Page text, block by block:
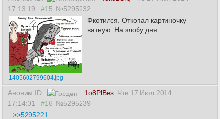
17:13:19
#15 №5295232
1405602799604.jpg
Фкотился. Откопал картиночку
ватную. На злобу дня.
Аноним ID: 1o8PlBes Чтв 17 Июл 2014
17:14:01
#16 №5295239
>>5295221